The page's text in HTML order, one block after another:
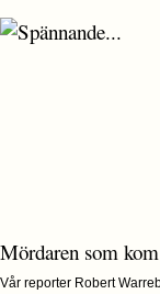
Mördaren som
Vår reporter Robert